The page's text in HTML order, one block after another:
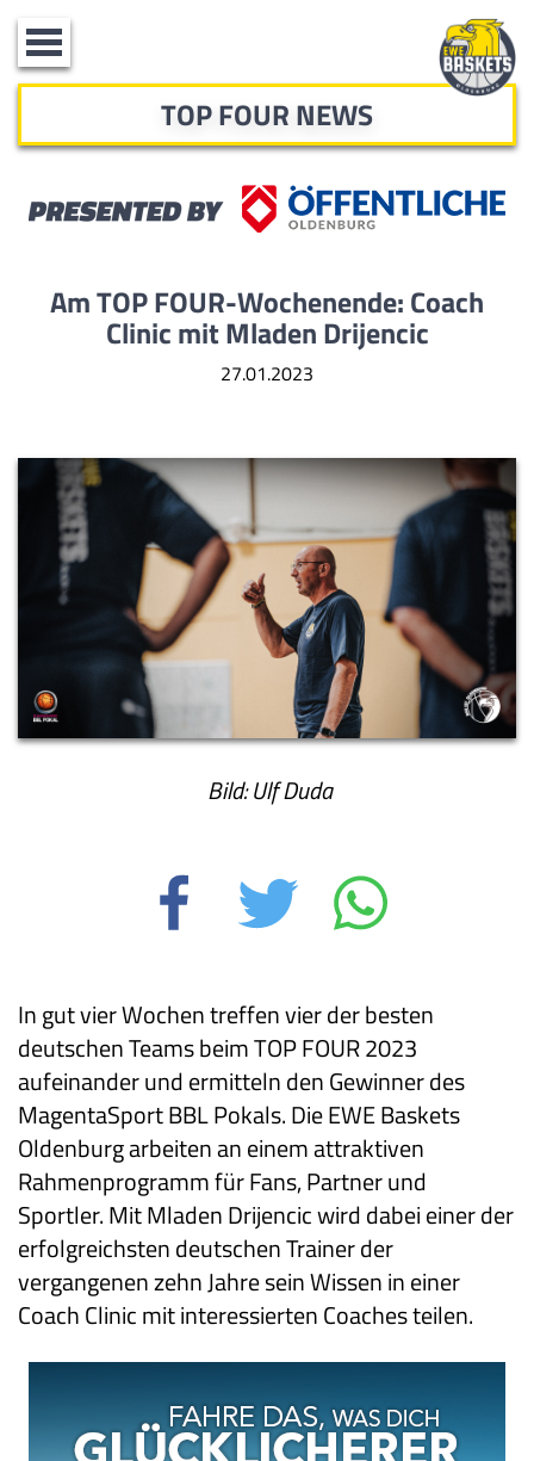
Toggle
navigation
TOP FOUR NEWS
Am TOP FOUR-Wochenende: Coach
Clinic mit Mladen Drijencic
27.01.2023
Bild: Ulf Duda
In gut vier Wochen treffen vier der besten
deutschen Teams beim TOP FOUR 2023
aufeinander und ermitteln den Gewinner des
MagentaSport BBL Pokals. Die EWE Baskets
Oldenburg arbeiten an einem attraktiven
Rahmenprogramm für Fans, Partner und
Sportler. Mit Mladen Drijencic wird dabei einer der
erfolgreichsten deutschen Trainer der
vergangenen zehn Jahre sein Wissen in einer
Coach Clinic mit interessierten Coaches teilen.